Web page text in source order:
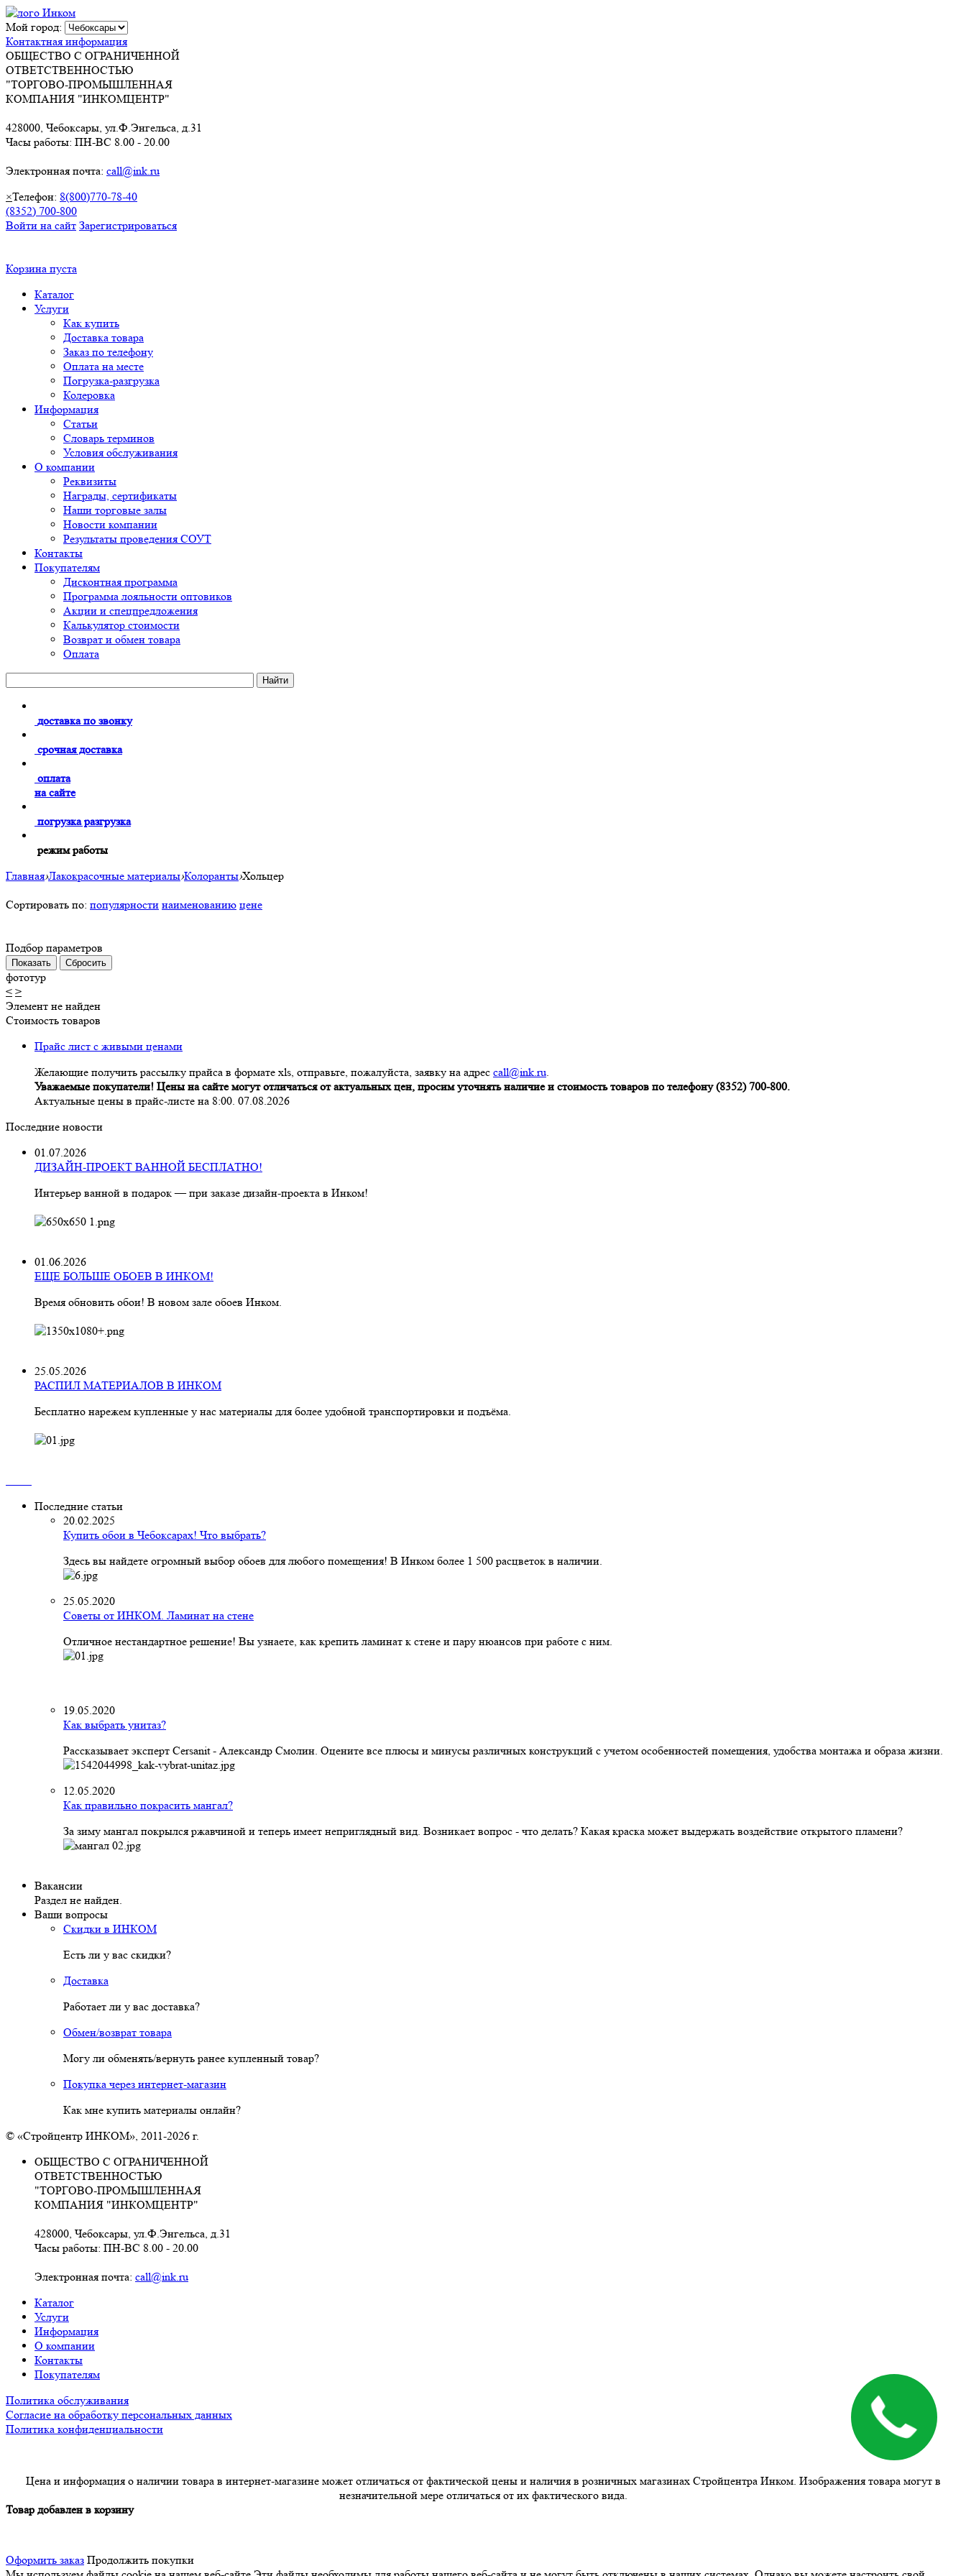
Мой город:
Контактная информация
ОБЩЕСТВО С ОГРАНИЧЕННОЙ
ОТВЕТСТВЕННОСТЬЮ
"ТОРГОВО-ПРОМЫШЛЕННАЯ
КОМПАНИЯ "ИНКОМЦЕНТР"
428000, Чебоксары, ул.Ф.Энгельса, д.31
Часы работы: ПН-ВС 8.00 - 20.00
Электронная почта: call@ink.ru
×Телефон: 8(800)770-78-40
(8352) 700-800
Войти на сайт Зарегистрироваться
Корзина пуста
Каталог
Услуги
Как купить
Доставка товара
Заказ по телефону
Оплата на месте
Погрузка-разгрузка
Колеровка
Информация
Статьи
Словарь терминов
Условия обслуживания
О компании
Реквизиты
Награды, сертификаты
Наши торговые залы
Новости компании
Результаты проведения СОУТ
Контакты
Покупателям
Дисконтная программа
Программа лояльности оптовиков
Акции и спецпредложения
Калькулятор стоимости
Возврат и обмен товара
Оплата
доставка по звонку
срочная доставка
оплата
на сайте
погрузка разгрузка
режим работы
Главная›Лакокрасочные материалы›Колоранты›Хольцер
Сортировать по: популярности наименованию цене
Подбор параметров
фототур
< >
Элемент не найден
Стоимость товаров
Прайс лист с живыми ценами
Желающие получить рассылку прайса в формате xls, отправьте, пожалуйста, заявку на адрес call@ink.ru.
Уважаемые покупатели! Цены на сайте могут отличаться от актуальных цен, просим уточнять наличие и стоимость товаров по телефону (8352) 700-800.
Актуальные цены в прайс-листе на 8:00. 07.08.2026
Последние новости
01.07.2026
ДИЗАЙН-ПРОЕКТ ВАННОЙ БЕСПЛАТНО!
Интерьер ванной в подарок — при заказе дизайн‑проекта в Инком!
01.06.2026
ЕЩЕ БОЛЬШЕ ОБОЕВ В ИНКОМ!
Время обновить обои! В новом зале обоев Инком.
25.05.2026
РАСПИЛ МАТЕРИАЛОВ В ИНКОМ
Бесплатно нарежем купленные у нас материалы для более удобной транспортировки и подъёма.
Последние статьи
20.02.2025
Купить обои в Чебоксарах! Что выбрать?
Здесь вы найдете огромный выбор обоев для любого помещения! В Инком более 1 500 расцветок в наличии.
25.05.2020
Советы от ИНКОМ. Ламинат на стене
Отличное нестандартное решение! Вы узнаете, как крепить ламинат к стене и пару нюансов при работе с ним.
19.05.2020
Как выбрать унитаз?
Рассказывает эксперт Cersanit - Александр Смолин. Оцените все плюсы и минусы различных конструкций с учетом особенностей помещения, удобства монтажа и образа жизни.
12.05.2020
Как правильно покрасить мангал?
За зиму мангал покрылся ржавчиной и теперь имеет неприглядный вид. Возникает вопрос - что делать? Какая краска может выдержать воздействие открытого пламени?
Вакансии
Раздел не найден.
Ваши вопросы
Скидки в ИНКОМ
Есть ли у вас скидки?
Доставка
Работает ли у вас доставка?
Обмен/возврат товара
Могу ли обменять/вернуть ранее купленный товар?
Покупка через интернет-магазин
Как мне купить материалы онлайн?
© «Стройцентр ИНКОМ», 2011-2026 г.
ОБЩЕСТВО С ОГРАНИЧЕННОЙ
ОТВЕТСТВЕННОСТЬЮ
"ТОРГОВО-ПРОМЫШЛЕННАЯ
КОМПАНИЯ "ИНКОМЦЕНТР"
428000, Чебоксары, ул.Ф.Энгельса, д.31
Часы работы: ПН-ВС 8.00 - 20.00
Электронная почта: call@ink.ru
Каталог
Услуги
Информация
О компании
Контакты
Покупателям
Политика обслуживания
Согласие на обработку персональных данных
Политика конфиденциальности
Цена и информация о наличии товара в интернет-магазине может отличаться от фактической цены и наличия в розничных магазинах Стройцентра Инком. Изображения товара могут в
незначительной мере отличаться от их фактического вида.
Товар добавлен в корзину
Оформить заказ Продолжить покупки